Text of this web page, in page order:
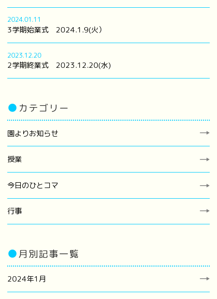
2024.01.11
3学期始業式 2024.1.9(火）
2023.12.20
2学期終業式 2023.12.20(水)
● カテゴリー
園よりお知らせ
授業
今日のひとコマ
行事
●月別記事一覧
2024年1月